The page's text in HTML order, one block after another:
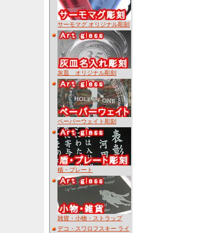
サーモマグ オリジナル彫刻
灰皿 オリジナル彫刻
ペーパーウェイト彫刻
楯・プレート
雑貨・小物・ストラップ
デコ・スワロフスキー ライ